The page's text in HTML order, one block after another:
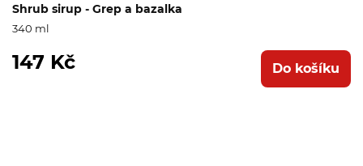
Shrub sirup - Grep a bazalka
340 ml
147 Kč Do košíku